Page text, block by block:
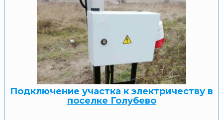
Подключение участка к электричеству в
поселке Голубево